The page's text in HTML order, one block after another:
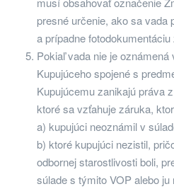
presné určenie, ako sa vada
a prípadne
Pokiaľ vada nie je
Kupujúceho spojené s
Kupujúcemu zanikajú práva
ktoré sa vzťahuje záruka,
a) kupujúci neoznámil v
b) ktoré kupujúci nezistil,
odbornej starostlivosti boli,
súlade s týmito VOP alebo